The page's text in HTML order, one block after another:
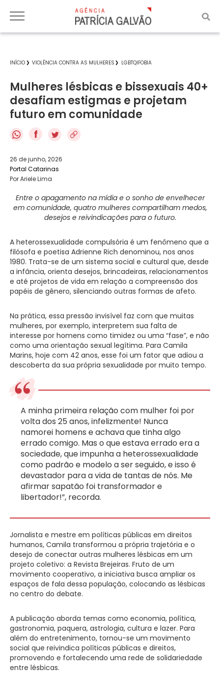
INÍCIO VIOLÊNCIA CONTRA AS MULHERES LGBTQIFOBIA
Mulheres lésbicas e bissexuais 40+
desafiam estigmas e projetam
futuro em comunidade
f
26 de junho, 2026
Portal Catarinas
Por Ariele Lima
Entre o apagamento na mídia e o sonho de envelhecer
em comunidade, quatro mulheres compartilham medos,
desejos e reivindicações para o futuro.
A heterossexualidade compulsória é um fenômeno que a
filósofa e poetisa Adrienne Rich denominou, nos anos
1980. Trata-se de um sistema social e cultural que, desde
a infância, orienta desejos, brincadeiras, relacionamentos
e até projetos de vida em relação a compreensão dos
papéis de gênero, silenciando outras formas de afeto.
Na prática, essa pressão invisível faz com que muitas
mulheres, por exemplo, interpretem sua falta de
interesse por homens como timidez ou uma “fase”, e não
como uma orientação sexual legítima. Para Camila
Marins, hoje com 42 anos, esse foi um fator que adiou a
descoberta da sua própria sexualidade por muito tempo.
A minha primeira relação com mulher foi por
volta dos 25 anos, infelizmente! Nunca
namorei homens e achava que tinha algo
errado comigo. Mas o que estava errado era a
sociedade, que impunha a heterossexualidade
como padrão e modelo a ser seguido, e isso é
devastador para a vida de tantas de nós. Me
afirmar sapatão foi transformador e
libertador!”, recorda.
Jornalista e mestre em políticas públicas em direitos
humanos, Camila transformou a própria trajetória e o
desejo de conectar outras mulheres lésbicas em um
projeto coletivo: a Revista Brejeiras. Fruto de um
movimento cooperativo, a iniciativa busca ampliar os
espaços de fala dessa população, colocando as lésbicas
no centro do debate.
A publicação aborda temas como economia, política,
gastronomia, paquera, astrologia, cultura e lazer. Para
além do entretenimento, tornou-se um movimento
social que reivindica políticas públicas e direitos,
promovendo e fortalecendo uma rede de solidariedade
entre lésbicas.